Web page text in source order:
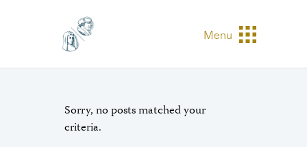
Menu
Sorry, no posts matched your
criteria.